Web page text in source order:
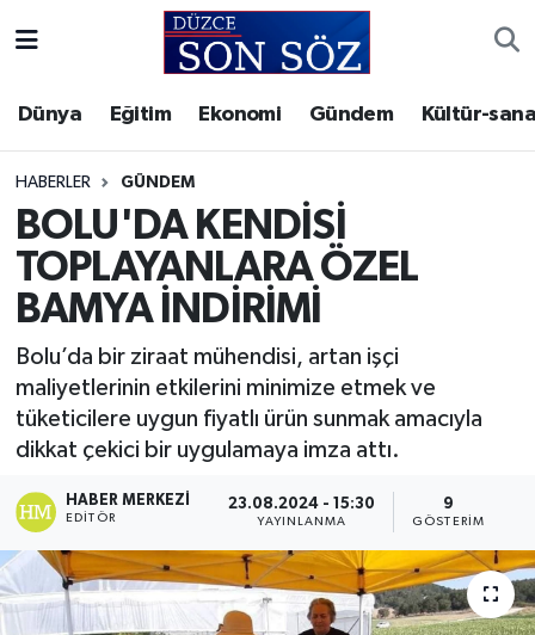
Dünya Eğitim Ekonomi Gündem Kültür-
HABERLER GÜNDEM
BOLU'DA KENDİSİ
TOPLAYANLARA ÖZEL
BAMYA İNDİRİMİ
Bolu’da bir ziraat mühendisi, artan işçi
maliyetlerinin etkilerini minimize etmek ve
tüketicilere uygun fiyatlı ürün sunmak amacıyla
dikkat çekici bir uygulamaya imza attı.
HABER MERKEZI
EDITÖR
23.08.2024 - 15:30
YAYINLANMA
9
GÖSTERIM
Gizlilik Sözleşmesi
İletişim
Künye
Akçakoca Hava Durumu
Akçakoca Trafik Yoğunluk Haritası
Süper Lig Puan Durumu ve Fikstür
Son Dakika Haberleri
Haber Arşivi